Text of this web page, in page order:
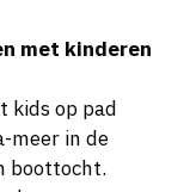
met kinderen
kids op pad
meer in de
boottocht.